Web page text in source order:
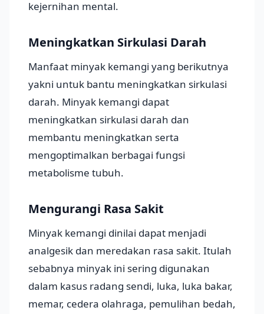
kejernihan mental.
Meningkatkan Sirkulasi Darah
Manfaat minyak kemangi yang berikutnya
yakni untuk bantu meningkatkan sirkulasi
darah. Minyak kemangi dapat
meningkatkan sirkulasi darah dan
membantu meningkatkan serta
mengoptimalkan berbagai fungsi
metabolisme tubuh.
Mengurangi Rasa Sakit
Minyak kemangi dinilai dapat menjadi
analgesik dan meredakan rasa sakit. Itulah
sebabnya minyak ini sering digunakan
dalam kasus radang sendi, luka, luka bakar,
memar, cedera olahraga, pemulihan bedah,